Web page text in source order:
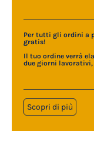
Per tutti gli ordini a
gratis!
Il tuo ordine verrà
due giorni
Scopri di più